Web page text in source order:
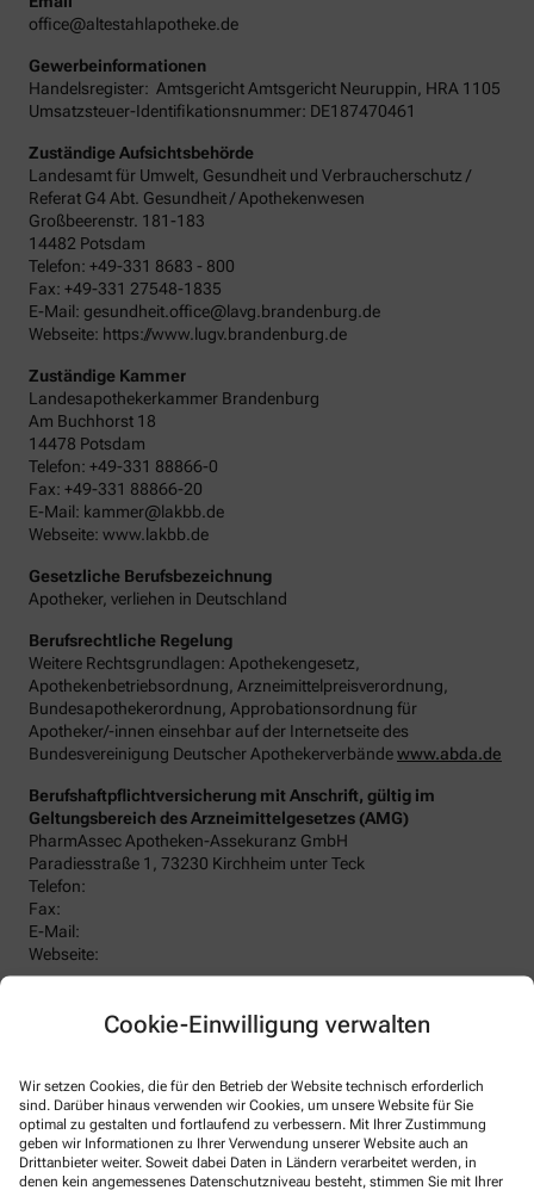
Cookie-Einwilligung verwalten
Wir setzen Cookies, die für den Betrieb der Website technisch erforderlich
sind. Darüber hinaus verwenden wir Cookies, um unsere Website für Sie
optimal zu gestalten und fortlaufend zu verbessern. Mit Ihrer Zustimmung
geben wir Informationen zu Ihrer Verwendung unserer Website auch an
Drittanbieter weiter. Soweit dabei Daten in Ländern verarbeitet werden, in
denen kein angemessenes Datenschutzniveau besteht, stimmen Sie mit Ihrer
office@altestahlapotheke.de
Gewerbeinformationen
Handelsregister: AmtsgerichtAmtsgericht Neuruppin HRA 1105
Umsatzsteuer-Identifikationsnummer: DE187470461
Zuständige Aufsichtsbehörde
Landesamt für Umwelt, Gesundheit und Verbraucherschutz /
Referat G4 Abt. Gesundheit / Apothekenwesen
Großbeerenstr. 181-183
14482 Potsdam
Telefon: +49-331 8683 - 800
Fax: +49-331 27548-1835
E-Mail: gesundheit.office@lavg.brandenburg.de
Webseite: https://www.lugv.brandenburg.de
Zuständige Kammer
Landesapothekerkammer Brandenburg
Am Buchhorst 18
14478 Potsdam
Telefon: +49-331 88866-0
Fax: +49-331 88866-20
E-Mail: kammer@lakbb.de
Webseite: www.lakbb.de
Gesetzliche Berufsbezeichnung
Apotheker, verliehen in Deutschland
Berufsrechtliche Regelung
Weitere Rechtsgrundlagen: Apothekengesetz,
Apothekenbetriebsordnung, Arzneimittelpreisverordnung,
Bundesapothekerordnung, Approbationsordnung für
Apotheker/-innen einsehbar auf der Internetseite des
Bundesvereinigung Deutscher Apothekerverbändewww.abda.de
Berufshaftpflichtversicherung mit Anschrift, gültig im
Geltungsbereich des Arzneimittelgesetzes (AMG)
PharmAssec Apotheken-Assekuranz GmbH
Paradiesstraße 1, 73230 Kirchheim unter Teck
Telefon:
Fax:
E-Mail:
Webseite:
Den/Die betriebliche/-n Datenschutzbeauftragte/-n unserer
Apotheke können Sie hier erreichen:
Topsweg 45, 41366 Schwalmtal
Telefon:
Fax:
Email:
Website :